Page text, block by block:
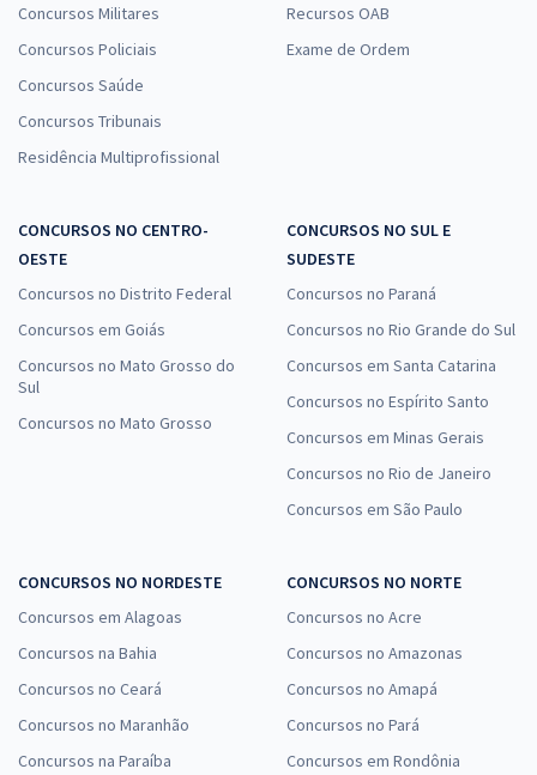
Concursos Militares
Concursos Policiais
Concursos Saúde
Concursos Tribunais
Residência Multiprofissional
Recursos OAB
Exame de Ordem
CONCURSOS NO CENTRO-
OESTE
Concursos no Distrito Federal
Concursos em Goiás
Concursos no Mato Grosso do
Sul
Concursos no Mato Grosso
CONCURSOS NO SUL E
SUDESTE
Concursos no Paraná
Concursos no Rio Grande do Sul
Concursos em Santa Catarina
Concursos no Espírito Santo
Concursos em Minas Gerais
Concursos no Rio de Janeiro
Concursos em São Paulo
CONCURSOS NO NORDESTE
Concursos em Alagoas
Concursos na Bahia
Concursos no Ceará
Concursos no Maranhão
Concursos na Paraíba
CONCURSOS NO NORTE
Concursos no Acre
Concursos no Amazonas
Concursos no Amapá
Concursos no Pará
Concursos em Rondônia